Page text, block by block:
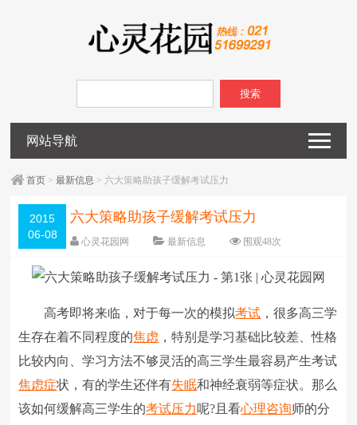
搜索
网站导航
首页 >最新信息 > 六大策略助孩子缓解考试压力
2015
06-08
六大策略助孩子缓解考试压力
心灵花园网 最新信息 围观48次
字体：大 中 小
高考即将来临，对于每一次的模拟考试 ，很多高三学
生存在着不同程度的焦虑 ，特别是学习基础比较差、性格
比较内向、学习方法不够灵活的高三学生最容易产生考试
焦虑症状，有的学生还伴有失眠和神经衰弱等症状。那么
该如何缓解高三学生的考试压力呢?且看心理咨询师的分